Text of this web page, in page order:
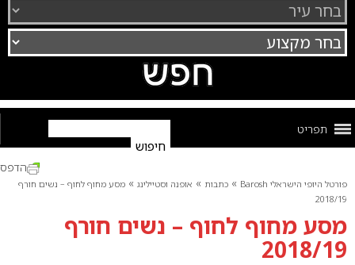
תפריט
פורטל היופי הישראלי Barosh » כתבות » אופנה וסטיילינג » מסע מחוף לחוף – נשים חורף
2018/19
מסע מחוף לחוף – נשים חורף
2018/19
הדפס